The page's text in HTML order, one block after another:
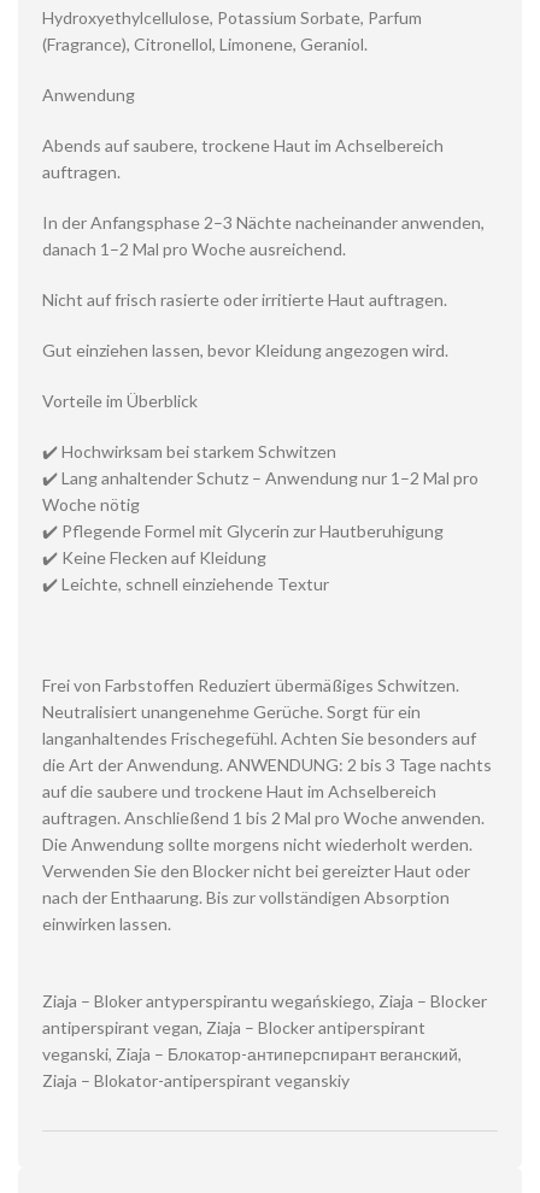
Hydroxyethylcellulose, Potassium Sorbate, Parfum
(Fragrance), Citronellol, Limonene, Geraniol.
Anwendung
Abends auf saubere, trockene Haut im Achselbereich
auftragen.
In der Anfangsphase 2–3 Nächte nacheinander anwenden,
danach 1–2 Mal pro Woche ausreichend.
Nicht auf frisch rasierte oder irritierte Haut auftragen.
Gut einziehen lassen, bevor Kleidung angezogen wird.
Vorteile im Überblick
✔️ Hochwirksam bei starkem Schwitzen
✔️ Lang anhaltender Schutz – Anwendung nur 1–2 Mal pro
Woche nötig
✔️ Pflegende Formel mit Glycerin zur Hautberuhigung
✔️ Keine Flecken auf Kleidung
✔️ Leichte, schnell einziehende Textur
Frei von Farbstoffen Reduziert übermäßiges Schwitzen.
Neutralisiert unangenehme Gerüche. Sorgt für ein
langanhaltendes Frischegefühl. Achten Sie besonders auf
die Art der Anwendung. ANWENDUNG: 2 bis 3 Tage nachts
auf die saubere und trockene Haut im Achselbereich
auftragen. Anschließend 1 bis 2 Mal pro Woche anwenden.
Die Anwendung sollte morgens nicht wiederholt werden.
Verwenden Sie den Blocker nicht bei gereizter Haut oder
nach der Enthaarung. Bis zur vollständigen Absorption
einwirken lassen.
Ziaja – Bloker antyperspirantu wegańskiego, Ziaja – Blocker
antiperspirant vegan, Ziaja – Blocker antiperspirant
veganski, Ziaja – Блокатор-антиперспирант веганский,
Ziaja – Blokator-antiperspirant veganskiy